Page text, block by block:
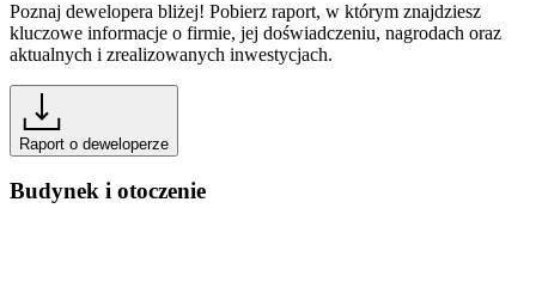
Poznaj dewelopera bliżej! Pobierz raport, w którym znajdziesz
kluczowe informacje o firmie, jej doświadczeniu, nagrodach oraz
aktualnych i zrealizowanych inwestycjach.
Raport o deweloperze
Budynek i otoczenie